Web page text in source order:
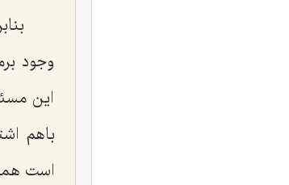
وجود
این
باهم
است